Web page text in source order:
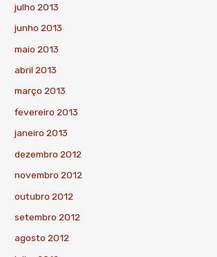
julho 2013
junho 2013
maio 2013
abril 2013
março 2013
fevereiro 2013
janeiro 2013
dezembro 2012
novembro 2012
outubro 2012
setembro 2012
agosto 2012